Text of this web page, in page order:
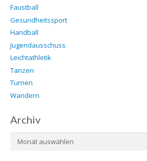
Faustball
Gesundheitssport
Handball
Jugendausschuss
Leichtathletik
Tanzen
Turnen
Wandern
Archiv
Archiv